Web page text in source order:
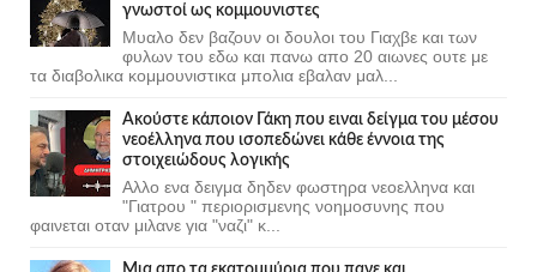
γνωστοί ως κομμουνιστες
Μυαλο δεν βαζουν οι δουλοι του Γιαχβε και των
φυλων του εδω και πανω απο 20 αιωνες ουτε με
τα διαβολικα κομμουνιστικα μπολια εβαλαν μαλ...
Ακούστε κάποιον Γάκη που ειναι δείγμα του μέσου
νεοέλληνα που ισοπεδώνει κάθε έννοια της
στοιχειώδους λογικής
Αλλο ενα δειγμα δηδεν φωστηρα νεοελληνα και
"Γιατρου " περιορισμενης νοημοσυνης που
φαινεται οταν μιλανε για "ναζι" κ...